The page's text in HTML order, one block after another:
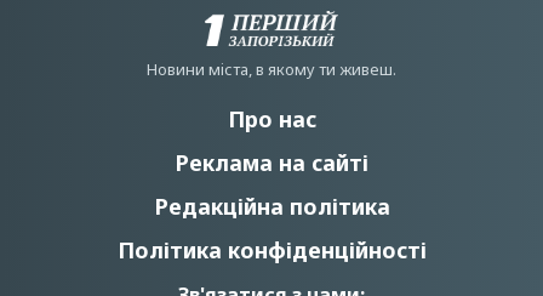
Новини мiста, в якому ти живеш.
Про нас
Реклама на сайті
Редакційна політика
Політика конфіденційності